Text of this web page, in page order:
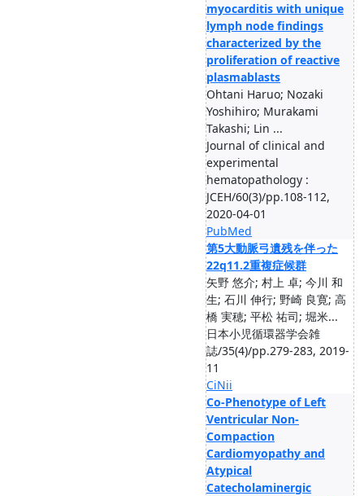
myocarditis with unique
lymph node findings
characterized by the
proliferation of reactive
plasmablasts
Ohtani Haruo; Nozaki
Yoshihiro; Murakami
Takashi; Lin ...
Journal of clinical and
experimental
hematopathology :
JCEH/60(3)/pp.108-112,
2020-04-01
PubMed
第5大動脈弓遺残を伴った
22q11.2重複症候群
矢野 悠介; 村上 卓; 今川 和
生; 石川 伸行; 野崎 良寛; 高
橋 実穂; 平松 祐司; 堀米...
日本小児循環器学会雑
誌/35(4)/pp.279-283, 2019-
11
CiNii
Co-Phenotype of Left
Ventricular Non-
Compaction
Cardiomyopathy and
Atypical
Catecholaminergic